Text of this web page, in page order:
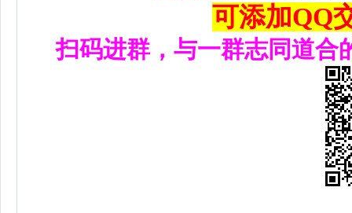
可添加QQ
扫码进群，与一群志同道合